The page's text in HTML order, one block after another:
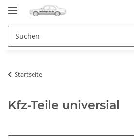
Startseite
Kfz-Teile universial